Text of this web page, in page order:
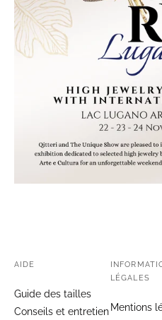
AIDE
Guide des tailles
Conseils et entretien
LÉGALES
Mentions